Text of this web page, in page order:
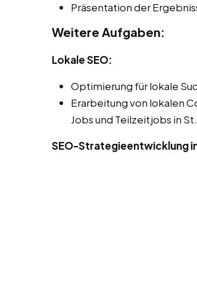
Präsentation der
Weitere Aufgaben:
Lokale SEO:
Optimierung für lokale
Erarbeitung von lokalen
Jobs und Teilzeitjobs in
SEO-Strategieentwicklung